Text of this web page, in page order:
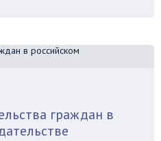
граждан в